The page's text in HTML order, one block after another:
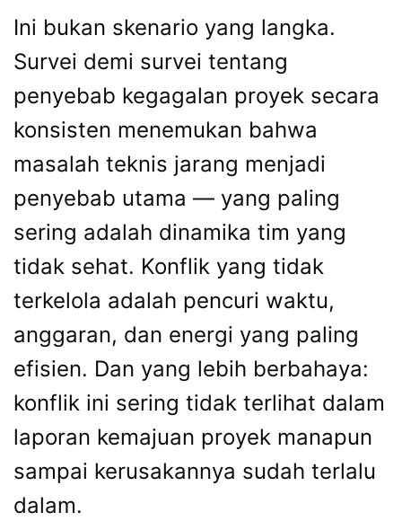
Ini bukan skenario yang langka.
Survei demi survei tentang
penyebab kegagalan proyek secara
konsisten menemukan bahwa
masalah teknis jarang menjadi
penyebab utama — yang paling
sering adalah dinamika tim yang
tidak sehat. Konflik yang tidak
terkelola adalah pencuri waktu,
anggaran, dan energi yang paling
efisien. Dan yang lebih berbahaya:
konflik ini sering tidak terlihat dalam
laporan kemajuan proyek manapun
sampai kerusakannya sudah terlalu
dalam.